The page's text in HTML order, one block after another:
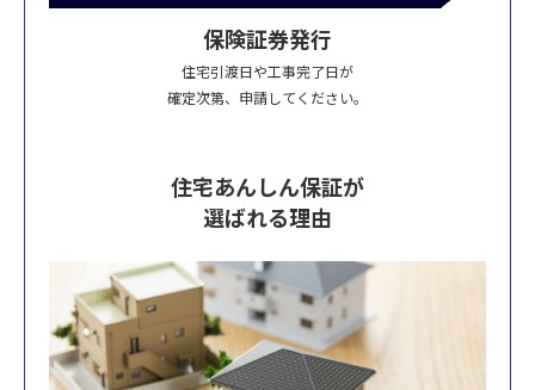
保険証券発行
住宅引渡日や工事完了日が
確定次第、申請してください。
住宅あんしん保証が
選ばれる理由